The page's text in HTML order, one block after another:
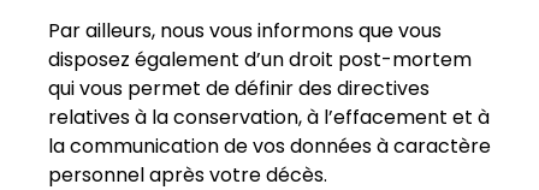
Par ailleurs, nous vous informons que vous
disposez également d’un droit post-mortem
qui vous permet de définir des directives
relatives à la conservation, à l’effacement et à
la communication de vos données à caractère
personnel après votre décès.